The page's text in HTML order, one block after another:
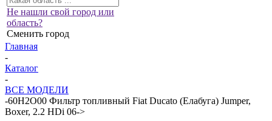
Не нашли свой город или
область?
Сменить город
Главная
-
Каталог
-
ВСЕ МОДЕЛИ
-60H2O00 Фильтр топливный Fiat Ducato (Елабуга) Jumper,
Boxer, 2.2 HDi 06->